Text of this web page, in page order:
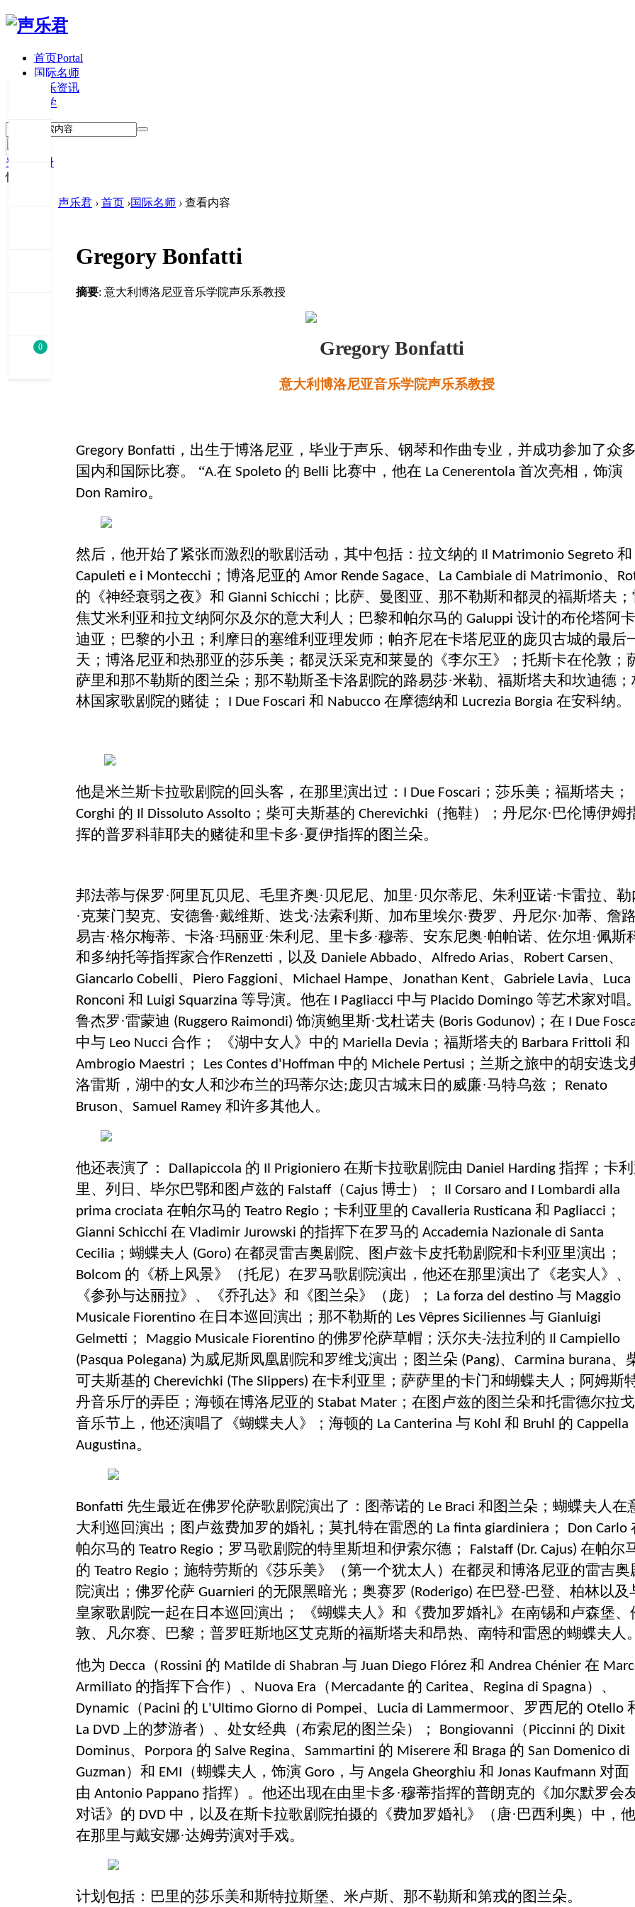
首页Portal
国际名师
声乐资讯
留学
登录
注册
快捷登录
声乐君 › 首页 ›国际名师 › 查看内容
0
Gregory Bonfatti
摘要: 意大利博洛尼亚音乐学院声乐系教授
Gregory Bonfatti
意大利博洛尼亚音乐学院声乐系教授
Gregory Bonfatti ，出生于博洛尼亚，毕业于声乐、钢琴和作曲专业，并成功参加了众多
国内和国际比赛。 “A.在 Spoleto 的 Belli 比赛中，他在 La Cenerentola 首次亮相，饰演
Don Ramiro。
然后，他开始了紧张而激烈的歌剧活动，其中包括：拉文纳的 Il Matrimonio Segreto 和
Capuleti e i Montecchi ；博洛尼亚的 Amor Rende Sagace、 La Cambiale di Matrimonio、
的《神经衰弱之夜》和 Gianni Schicchi ；比萨、曼图亚、那不勒斯和都灵的福斯塔夫；
焦艾米利亚和拉文纳阿尔及尔的意大利人；巴黎和帕尔马的 Galuppi 设计的布伦塔阿卡
迪亚；巴黎的小丑；利摩日的塞维利亚理发师；帕齐尼在卡塔尼亚的庞贝古城的最后
天；博洛尼亚和热那亚的莎乐美；都灵沃采克和莱曼的《李尔王》；托斯卡在伦敦；
萨里和那不勒斯的图兰朵；那不勒斯圣卡洛剧院的路易莎·米勒、福斯塔夫和坎迪德；
林国家歌剧院的赌徒；
I Due Foscari 和 Nabucco 在摩德纳和 Lucrezia Borgia 在安科纳。
他是米兰斯卡拉歌剧院的回头客，在那里演出过： I Due Foscari ；莎乐美；福斯塔夫；
Corghi 的 Il Dissoluto Assolto ；柴可夫斯基的 Cherevichki
（拖鞋）；丹尼尔·巴伦博伊姆
挥的普罗科菲耶夫的赌徒和里卡多·夏伊指挥的图兰朵。
邦法蒂与保罗·阿里瓦贝尼、毛里齐奥·贝尼尼、加里·贝尔蒂尼、朱利亚诺·卡雷拉、勒
·克莱门契克、安德鲁·戴维斯、迭戈·法索利斯、加布里埃尔·费罗、丹尼尔·加蒂、詹路
易吉·格尔梅蒂、卡洛·玛丽亚·朱利尼、里卡多·穆蒂、安东尼奥·帕帕诺、佐尔坦·佩斯
和多纳托等指挥家合作Renzetti ，以及 Daniele Abbado、 Alfredo Arias、 Robert Carsen、
Giancarlo Cobelli、 Piero Faggioni、 Michael Hampe、 Jonathan Kent、 Gabriele Lavia、
Luca
Ronconi 和 Luigi Squarzina 等导演。他在 I Pagliacci 中与 Placido Domingo 等艺术家对唱。
鲁杰罗·雷蒙迪 (Ruggero Raimondi) 饰演鲍里斯·戈杜诺夫 (Boris Godunov) ；在 I Due
中与 Leo Nucci 合作； 《湖中女人》中的 Mariella Devia ；福斯塔夫的 Barbara Frittoli 和
Ambrogio Maestri ； Les Contes d'Hoffman 中的 Michele Pertusi ；兰斯之旅中的胡安迭戈
洛雷斯，湖中的女人和沙布兰的玛蒂尔达; 庞贝古城末日的威廉·马特乌兹；
Renato
Bruson、 Samuel Ramey 和许多其他人。
他还表演了： Dallapiccola 的 Il Prigioniero 在斯卡拉歌剧院由 Daniel Harding 指挥；卡
里、列日、毕尔巴鄂和图卢兹的 Falstaff （Cajus 博士）；
Il Corsaro and I Lombardi alla
prima crociata 在帕尔马的 Teatro Regio ；卡利亚里的 Cavalleria Rusticana 和 Pagliacci ；
Gianni Schicchi 在 Vladimir Jurowski 的指挥下在罗马的 Accademia Nazionale di Santa
Cecilia ；蝴蝶夫人 (Goro) 在都灵雷吉奥剧院、图卢兹卡皮托勒剧院和卡利亚里演出；
Bolcom 的《桥上风景》（托尼）在罗马歌剧院演出，他还在那里演出了《老实人》、
《参孙与达丽拉》、《乔孔达》和《图兰朵》（庞）；
La forza del destino 与 Maggio
Musicale Fiorentino 在日本巡回演出；那不勒斯的 Les Vêpres Siciliennes 与 Gianluigi
Gelmetti ； Maggio Musicale Fiorentino 的佛罗伦萨草帽；沃尔夫-法拉利的 Il Campiello
(Pasqua Polegana) 为威尼斯凤凰剧院和罗维戈演出；图兰朵 (Pang)、 Carmina burana、
可夫斯基的 Cherevichki (The Slippers) 在卡利亚里；萨萨里的卡门和蝴蝶夫人；阿姆斯
丹音乐厅的弄臣；海顿在博洛尼亚的 Stabat Mater ；在图卢兹的图兰朵和托雷德尔拉
音乐节上，他还演唱了《蝴蝶夫人》；海顿的 La Canterina 与 Kohl 和 Bruhl 的 Cappella
Augustina。
Bonfatti 先生最近在佛罗伦萨歌剧院演出了：图蒂诺的 Le Braci 和图兰朵；蝴蝶夫人在
大利巡回演出；图卢兹费加罗的婚礼；莫扎特在雷恩的 La finta giardiniera ； Don Carlo
帕尔马的 Teatro Regio ；罗马歌剧院的特里斯坦和伊索尔德； Falstaff (Dr. Cajus) 在帕尔
的 Teatro Regio ；施特劳斯的《莎乐美》（第一个犹太人）在都灵和博洛尼亚的雷吉奥
院演出；佛罗伦萨 Guarnieri 的无限黑暗光；奥赛罗 (Roderigo) 在巴登-巴登、柏林以及
皇家歌剧院一起在日本巡回演出； 《蝴蝶夫人》和《费加罗婚礼》在南锡和卢森堡、
敦、凡尔赛、巴黎；普罗旺斯地区艾克斯的福斯塔夫和昂热、南特和雷恩的蝴蝶夫人。
他为 Decca （Rossini 的 Matilde di Shabran 与 Juan Diego Flórez 和 Andrea Chénier 在
Armiliato 的指挥下合作）、 Nuova Era （Mercadante 的 Caritea、 Regina di Spagna）、
Dynamic （Pacini 的 L'Ultimo Giorno di Pompei、 Lucia di Lammermoor、罗西尼的 Otello
La DVD 上的梦游者）、处女经典（布索尼的图兰朵）； Bongiovanni （Piccinni 的 Dixit
Dominus、 Porpora 的 Salve Regina、 Sammartini 的 Miserere 和 Braga 的 San Domenico di
Guzman）和 EMI （蝴蝶夫人，饰演 Goro ，与 Angela Gheorghiu 和 Jonas Kaufmann 对面
由 Antonio Pappano 指挥）。他还出现在由里卡多·穆蒂指挥的普朗克的《加尔默罗会
对话》的 DVD 中，以及在斯卡拉歌剧院拍摄的《费加罗婚礼》（唐·巴西利奥）中，他
在那里与戴安娜·达姆劳演对手戏。
计划包括：巴里的莎乐美和斯特拉斯堡、米卢斯、那不勒斯和第戎的图兰朵。